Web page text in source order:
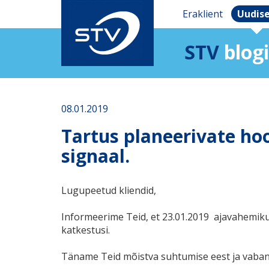
Eraklient
STV blogi
08.01.2019
Tartus planeerivate
signaal.
Lugupeetud kliendid,
Informeerime Teid, et 23.01.2019
katkestusi.
Täname Teid mõistva suhtumise eest ja